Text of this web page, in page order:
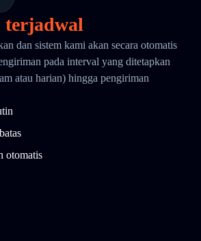
terjadwal
dan sistem kami akan secara otomatis
pada interval yang ditetapkan
atau harian) hingga pengiriman
otomatis